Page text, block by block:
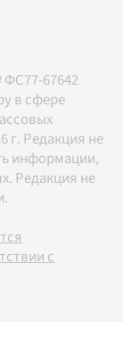
67642
в сфере
г. Редакция не
информации,
Редакция не
с